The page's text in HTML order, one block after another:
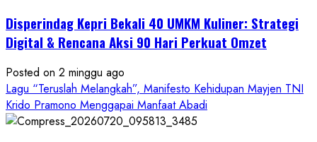
Disperindag Kepri Bekali 40 UMKM Kuliner: Strategi
Digital & Rencana Aksi 90 Hari Perkuat Omzet
Posted on 2 minggu ago
Lagu “Teruslah Melangkah”, Manifesto Kehidupan Mayjen TNI
Krido Pramono Menggapai Manfaat Abadi